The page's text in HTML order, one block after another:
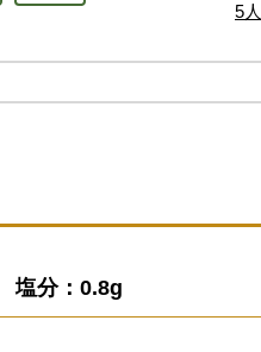
5人
塩分：0.8g